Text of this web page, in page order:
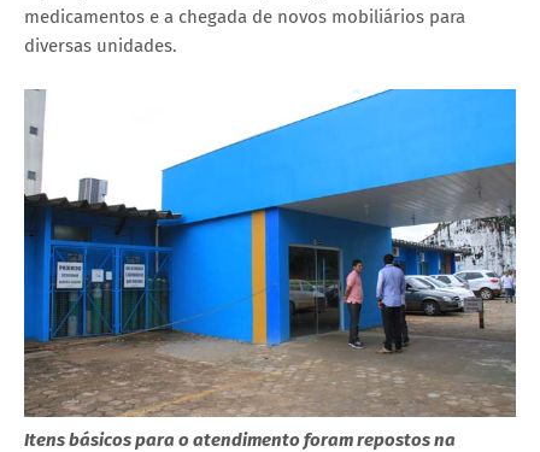
medicamentos e a chegada de novos mobiliários para
diversas unidades.
Itens básicos para o atendimento foram repostos na